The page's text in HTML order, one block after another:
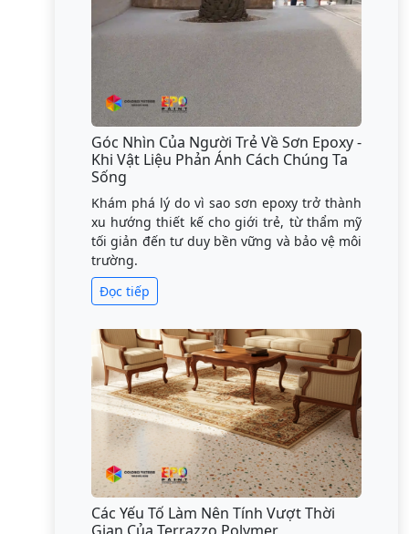
Góc Nhìn Của Người Trẻ Về Sơn Epoxy -
Khi Vật Liệu Phản Ánh Cách Chúng Ta
Sống
Khám phá lý do vì sao sơn epoxy trở thành
xu hướng thiết kế cho giới trẻ, từ thẩm mỹ
tối giản đến tư duy bền vững và bảo vệ môi
trường.
Đọc tiếp
Các Yếu Tố Làm Nên Tính Vượt Thời